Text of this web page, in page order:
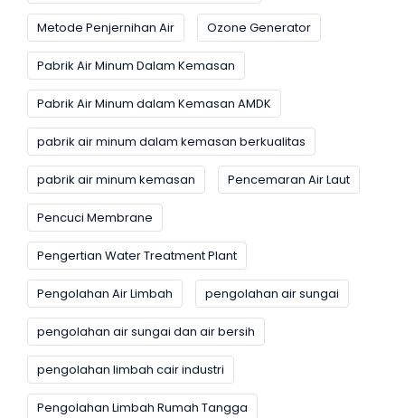
Metode Penjernihan Air Ozone Generator
Pabrik Air Minum Dalam Kemasan
Pabrik Air Minum dalam Kemasan AMDK
pabrik air minum dalam kemasan berkualitas
pabrik air minum kemasan Pencemaran Air Laut
Pencuci Membrane
Pengertian Water Treatment Plant
Pengolahan Air Limbah pengolahan air sungai
pengolahan air sungai dan air bersih
pengolahan limbah cair industri
Pengolahan Limbah Rumah Tangga